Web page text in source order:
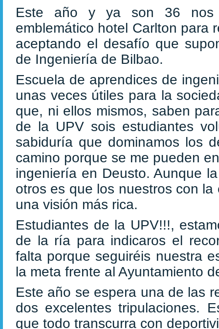
Este año y ya son 36 nos
emblemático hotel Carlton para
aceptando el desafío que
de Ingeniería de Bilbao.
Escuela de aprendices de
unas veces útiles para la
que, ni ellos mismos, saben
de la UPV sois estudiantes
sabiduría que dominamos los
camino porque se me pueden
ingeniería en Deusto. Aunque
otros es que los nuestros con
una visión más rica.
Estudiantes de la UPV!!!,
de la ría para indicaros el
falta porque seguiréis nuestra
la meta frente al Ayuntamiento
Este año se espera una de las
dos excelentes tripulaciones.
que todo transcurra con